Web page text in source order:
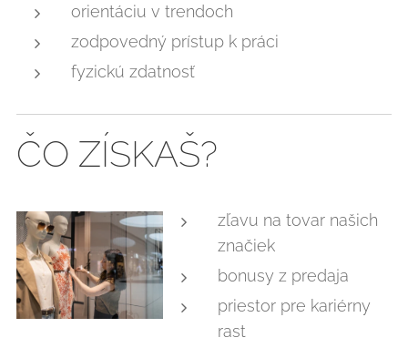
orientáciu v trendoch
zodpovedný prístup k práci
fyzickú zdatnosť
ČO ZÍSKAŠ?
zľavu na tovar našich
značiek
bonusy z predaja
priestor pre kariérny
rast